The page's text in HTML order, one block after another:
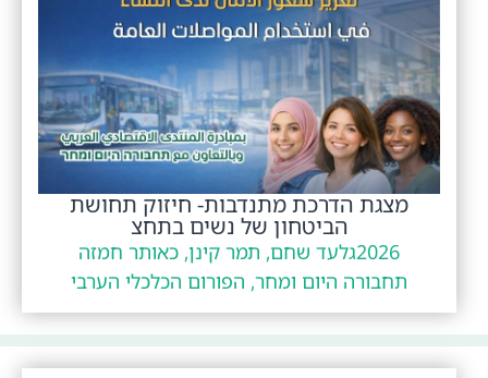
מצגת הדרכת מתנדבות- חיזוק תחושת
הביטחון של נשים בתחצ
2026גלעד שחם, תמר קינן, כאותר חמזה
תחבורה היום ומחר, הפורום הכלכלי הערבי